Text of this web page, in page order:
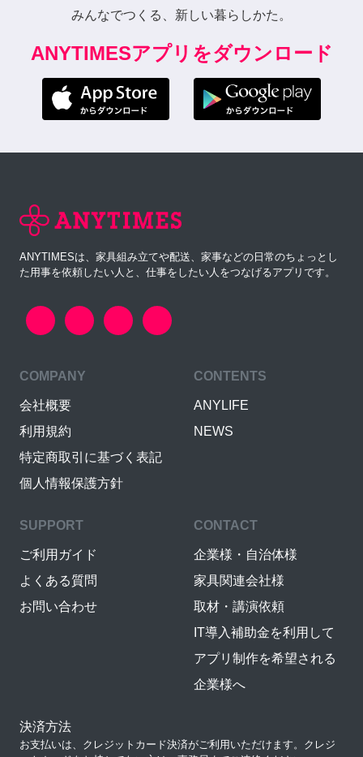
みんなでつくる、新しい暮らしかた。
ANYTIMESアプリをダウンロード
ANYTIMESは、家具組み立てや配送、家事などの日常のちょっとし
た用事を依頼したい人と、仕事をしたい人をつなげるアプリです。
COMPANY
会社概要
利用規約
特定商取引に基づく表記
個人情報保護方針
CONTENTS
ANYLIFE
NEWS
SUPPORT
ご利用ガイド
よくある質問
お問い合わせ
CONTACT
企業様・自治体様
家具関連会社様
取材・講演依頼
IT導入補助金を利用して
アプリ制作を希望される
企業様へ
決済方法
お支払いは、クレジットカード決済がご利用いただけます。クレジ